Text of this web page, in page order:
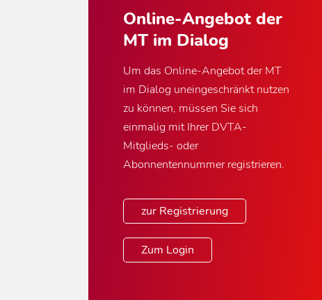
Online-Angebot der
MT im Dialog
Um das Online-Angebot der MT
im Dialog uneingeschränkt nutzen
zu können, müssen Sie sich
einmalig mit Ihrer DVTA-
Mitglieds- oder
Abonnentennummer registrieren.
zur Registrierung
Zum Login